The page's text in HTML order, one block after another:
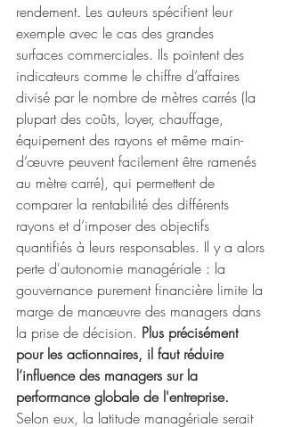
rendement. Les auteurs spécifient leur
exemple avec le cas des grandes
surfaces commerciales. Ils pointent des
indicateurs comme le chiffre d’affaires
divisé par le nombre de mètres carrés (la
plupart des coûts, loyer, chauffage,
équipement des rayons et même main-
d’œuvre peuvent facilement être ramenés
au mètre carré), qui permettent de
comparer la rentabilité des différents
rayons et d’imposer des objectifs
quantifiés à leurs responsables. Il y a alors
perte d'autonomie managériale : la
gouvernance purement financière limite la
marge de manœuvre des managers dans
la prise de décision. Plus précisément
pour les actionnaires, il faut réduire
l’influence des managers sur la
performance globale de l'entreprise.
Selon eux, la latitude managériale serait